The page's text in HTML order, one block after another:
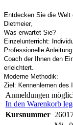
Entdecken Sie die
Dietmeier,
Was erwartet Sie?
Einzelunterricht:
Professionelle
Coach der Ihnen den
erleichtert.
Moderne Methodik:
Ziel: Kennenlernen des
Anmeldungen
In den Warenkorb
Kursnummer